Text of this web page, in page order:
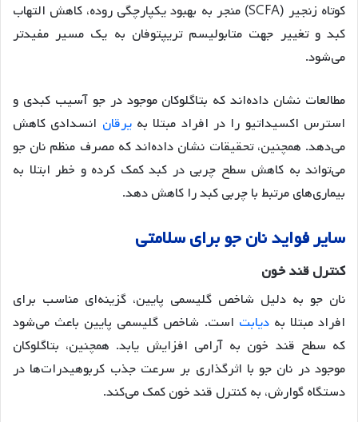
کوتاه زنجیر (SCFA) منجر به بهبود یکپارچگی روده، کاهش التهاب
کبد و تغییر جهت متابولیسم تریپتوفان به یک مسیر مفیدتر
می‌شود.
مطالعات نشان داده‌اند که بتاگلوکان موجود در جو آسیب کبدی و
استرس اکسیداتیو را در افراد مبتلا بهیرقان انسدادی کاهش
می‌دهد. همچنین، تحقیقات نشان داده‌اند که مصرف منظم نان جو
می‌تواند به کاهش سطح چربی در کبد کمک کرده و خطر ابتلا به
بیماری‌های مرتبط با چربی کبد را کاهش دهد.
سایرفوایدنانجوبرایسلامتی
کنترلقندخون
نان جو به دلیل شاخص گلیسمی پایین، گزینه‌ای مناسب برای
افراد مبتلا بهدیابت است. شاخص گلیسمی پایین باعث می‌شود
که سطح قند خون به آرامی افزایش یابد. همچنین، بتاگلوکان
موجود در نان جو با اثرگذاری بر سرعت جذب کربوهیدرات‌ها در
دستگاه گوارش، به کنترل قند خون کمک می‌کند.